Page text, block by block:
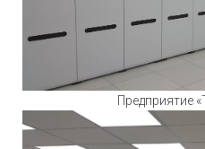
Предприятие